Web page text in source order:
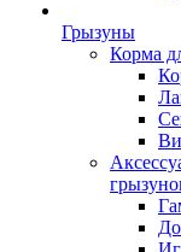
Грызуны
Корма